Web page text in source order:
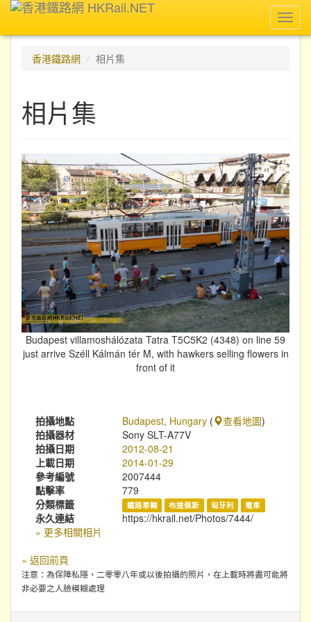
香港鐵路網
相片集
相片集
Budapest villamoshálózata Tatra T5C5K2 (4348) on line 59
just arrive Széll Kálmán tér M, with hawkers selling flowers in
front of it
拍攝地點 Budapest, Hungary ( 查看地圖)
拍攝器材
Sony SLT-A77V
拍攝日期
2012-08-21
上載日期
2014-01-29
參考編號
2007444
點擊率
779
分類標籤
鐵路車輛 布達佩斯 匈牙利 電車
永久連結
https://hkrail.net/Photos/7444/
» 更多相關相片
« 返回前頁
注意：為保障私隱，二零零八年或以後拍攝的照片，在上載時將盡可能將
非必要之人臉模糊處理